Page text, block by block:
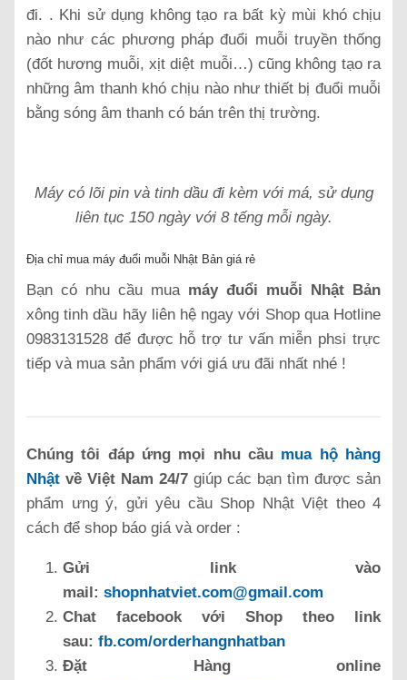
đi. . Khi sử dụng không tạo ra bất kỳ mùi khó chịu
nào như các phương pháp đuổi muỗi truyền thống
(đốt hương muỗi, xịt diệt muỗi…) cũng không tạo ra
những âm thanh khó chịu nào như thiết bị đuổi muỗi
bằng sóng âm thanh có bán trên thị trường.
Máy có lõi pin và tinh dầu đi kèm với má, sử dụng
liên tục 150 ngày với 8 tếng mỗi ngày.
Địa chỉ mua máy đuổi muỗi Nhật Bản giá rẻ
Bạn có nhu cầu mua máy đuổi muỗi Nhật Bản
xông tinh dầu hãy liên hệ ngay với Shop qua Hotline
0983131528 để được hỗ trợ tư vấn miễn phsi trực
tiếp và mua sản phẩm với giá ưu đãi nhất nhé !
Chúng tôi đáp ứng mọi nhu cầu mua hộ hàng
Nhật về Việt Nam 24/7 giúp các bạn tìm được sản
phẩm ưng ý, gửi yêu cầu Shop Nhật Việt theo 4
cách để shop báo giá và order :
Gửi link vào
mail: shopnhatviet.com@gmail.com
Chat facebook với Shop theo link
sau: fb.com/orderhangnhatban
Đặt Hàng online